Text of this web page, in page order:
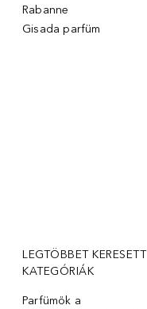
Rabanne
Gisada parfüm
LEGTÖBBET KERESETT
KATEGÓRIÁK
Parfümök ️a